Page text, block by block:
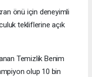
önü için deneyimli
tekliflerine açık
Temizlik Benim
olup 10 bin